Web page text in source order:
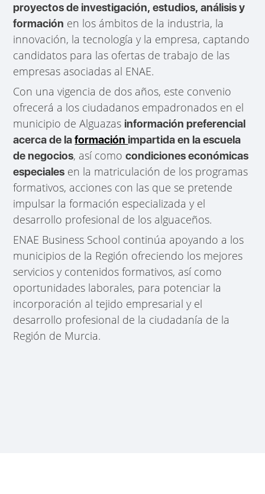
proyectos de investigación, estudios, análisis y
formación en los ámbitos de la industria, la
innovación, la tecnología y la empresa, captando
candidatos para las ofertas de trabajo de las
empresas asociadas al ENAE.
Con una vigencia de dos años, este convenio
ofrecerá a los ciudadanos empadronados en el
municipio de Alguazas información preferencial
acerca de laformación impartida en la escuela
de negocios, así comocondiciones económicas
especiales en la matriculación de los programas
formativos, acciones con las que se pretende
impulsar la formación especializada y el
desarrollo profesional de los alguaceños.
ENAE Business School continúa apoyando a los
municipios de la Región ofreciendo los mejores
servicios y contenidos formativos, así como
oportunidades laborales, para potenciar la
incorporación al tejido empresarial y el
desarrollo profesional de la ciudadanía de la
Región de Murcia.